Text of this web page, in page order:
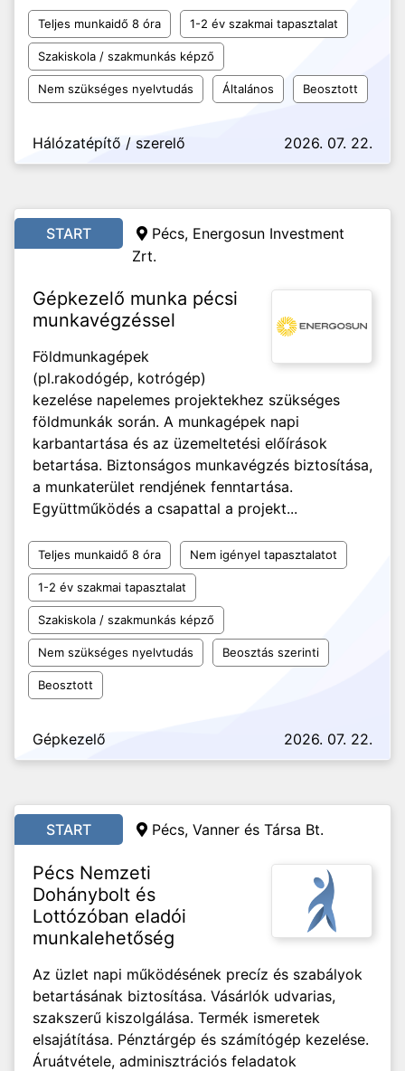
Teljes munkaidő 8 óra 1-2 év szakmai tapasztalat
Szakiskola / szakmunkás képző
Nem szükséges nyelvtudás Általános Beosztott
Hálózatépítő / szerelő 2026. 07. 22.
START
Pécs, Energosun Investment
Zrt.
Gépkezelő munka pécsi
munkavégzéssel
Földmunkagépek
(pl.rakodógép, kotrógép)
kezelése napelemes projektekhez szükséges
földmunkák során. A munkagépek napi
karbantartása és az üzemeltetési előírások
betartása. Biztonságos munkavégzés biztosítása,
a munkaterület rendjének fenntartása.
Együttműködés a csapattal a projekt...
Teljes munkaidő 8 óra Nem igényel tapasztalatot
1-2 év szakmai tapasztalat
Szakiskola / szakmunkás képző
Nem szükséges nyelvtudás Beosztás szerinti
Beosztott
Gépkezelő 2026. 07. 22.
START Pécs, Vanner és Társa Bt.
Pécs Nemzeti
Dohánybolt és
Lottózóban eladói
munkalehetőség
Az üzlet napi működésének precíz és szabályok
betartásának biztosítása. Vásárlók udvarias,
szakszerű kiszolgálása. Termék ismeretek
elsajátítása. Pénztárgép és számítógép kezelése.
Áruátvétele, adminisztrációs feladatok